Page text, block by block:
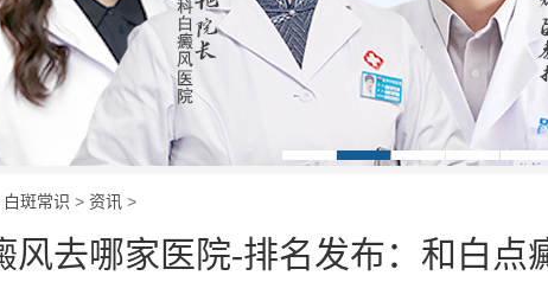
白斑常识 > 资讯 >
风去哪家医院-排名发布：和白点